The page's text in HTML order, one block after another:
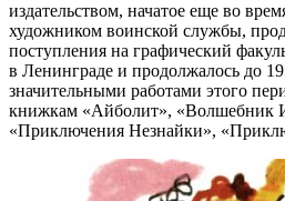
издательством, начатое еще во
художником воинской службы,
поступления на графический
в Ленинграде и продолжалось до
значительными работами этого
книжкам «Айболит», «Волшебник
«Приключения Незнайки»,